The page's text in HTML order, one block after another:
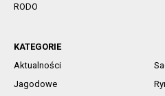
RODO
KATEGORIE
Aktualności
Jagodowe